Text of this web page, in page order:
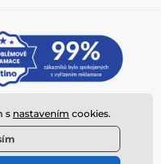
s nastavením cookies.